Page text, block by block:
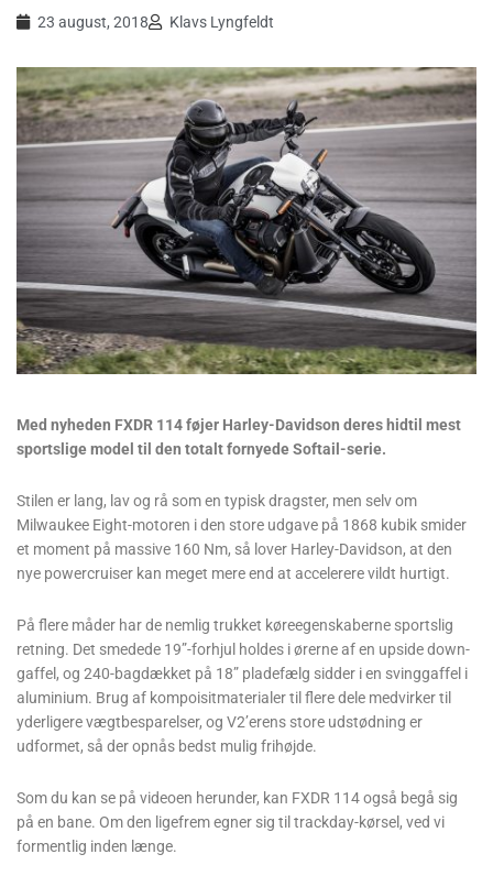
23 august, 2018 Klavs Lyngfeldt
Med nyheden FXDR 114 føjer Harley-Davidson deres hidtil mest
sportslige model til den totalt fornyede Softail-serie.
Stilen er lang, lav og rå som en typisk dragster, men selv om
Milwaukee Eight-motoren i den store udgave på 1868 kubik smider
et moment på massive 160 Nm, så lover Harley-Davidson, at den
nye powercruiser kan meget mere end at accelerere vildt hurtigt.
På flere måder har de nemlig trukket køreegenskaberne sportslig
retning. Det smedede 19”-forhjul holdes i ørerne af en upside down-
gaffel, og 240-bagdækket på 18” pladefælg sidder i en svinggaffel i
aluminium. Brug af kompoisitmaterialer til flere dele medvirker til
yderligere vægtbesparelser, og V2’erens store udstødning er
udformet, så der opnås bedst mulig frihøjde.
Som du kan se på videoen herunder, kan FXDR 114 også begå sig
på en bane. Om den ligefrem egner sig til trackday-kørsel, ved vi
formentlig inden længe.